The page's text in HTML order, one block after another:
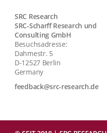
SRC Research
SRC-Scharff Research und
Consulting GmbH
Besuchsadresse:
Dahmestr. 5
D-12527 Berlin
Germany
feedback@src-research.de